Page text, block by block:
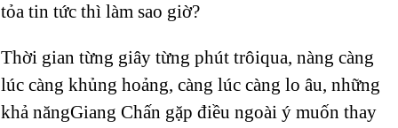
tỏa tin tức thì làm sao giờ?
Thời gian từng giây từng phút trôiqua, nàng càng
lúc càng khủng hoảng, càng lúc càng lo âu, những
khả năngGiang Chấn gặp điều ngoài ý muốn thay